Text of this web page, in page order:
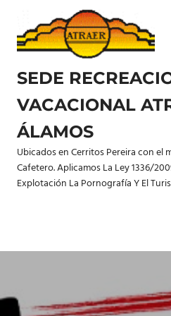
contenido
SEDE
VACACIONAL
ÁLAMOS
Ubicados en Cerritos Pereira con el
Cafetero. Aplicamos La Ley 1336/
Explotación La Pornografía Y El